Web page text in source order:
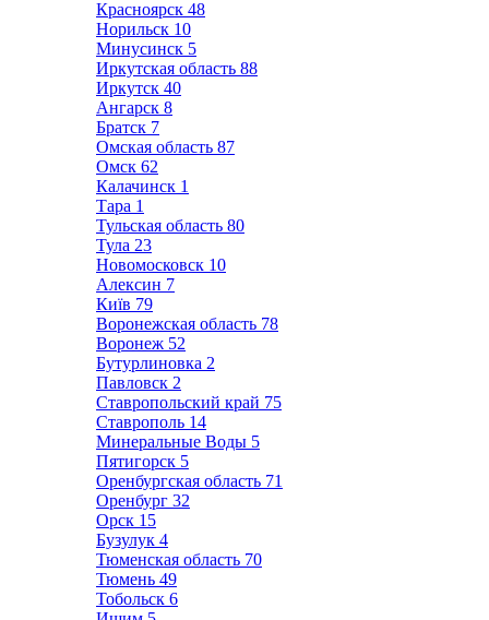
Красноярск 48
Норильск 10
Минусинск 5
Иркутская область 88
Иркутск 40
Ангарск 8
Братск 7
Омская область 87
Омск 62
Калачинск 1
Тара 1
Тульская область 80
Тула 23
Новомосковск 10
Алексин 7
Київ 79
Воронежская область 78
Воронеж 52
Бутурлиновка 2
Павловск 2
Ставропольский край 75
Ставрополь 14
Минеральные Воды 5
Пятигорск 5
Оренбургская область 71
Оренбург 32
Орск 15
Бузулук 4
Тюменская область 70
Тюмень 49
Тобольск 6